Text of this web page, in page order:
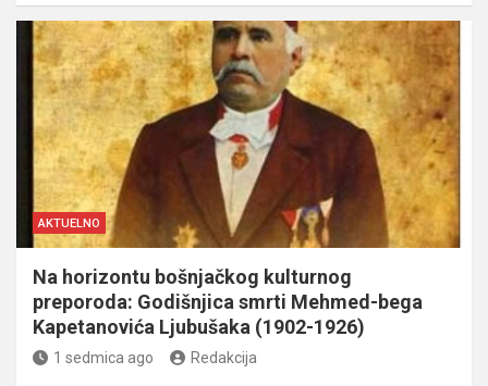
AKTUELNO
Na horizontu bošnjačkog kulturnog
preporoda: Godišnjica smrti Mehmed-bega
Kapetanovića Ljubušaka (1902-1926)
1 sedmica ago Redakcija